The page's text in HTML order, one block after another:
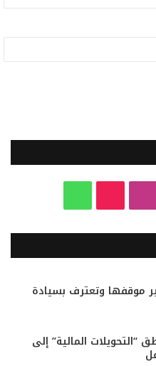
س
ر
k
T
k
ت
ب
موقفها وتعترف بسيادة
“التحويلات المالية” إلى